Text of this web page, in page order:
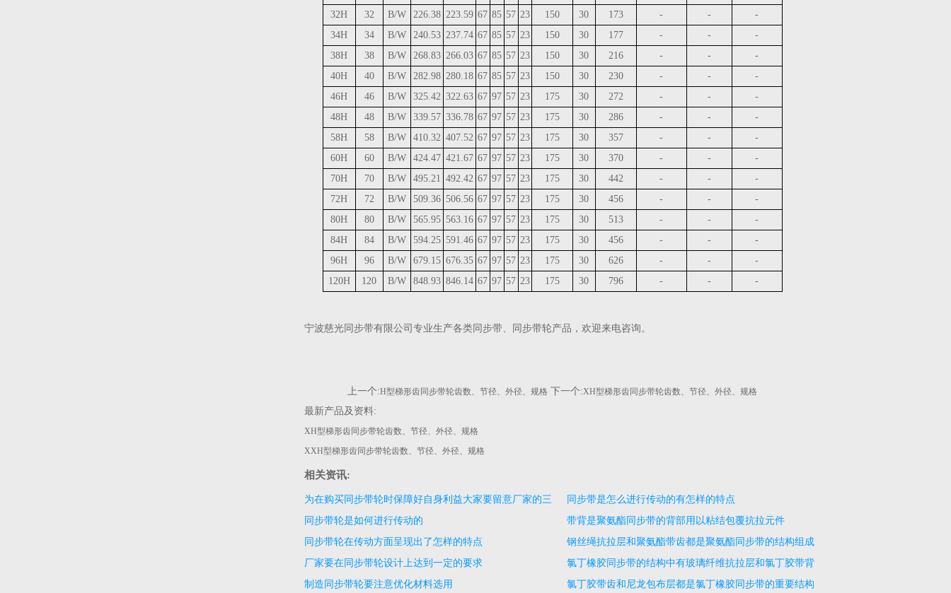
32H
32 B/W 226.38 223.59 67 85 57 23 150 30 173 - -
-
34H
34 B/W 240.53 237.74 67 85 57 23 150 30 177 - -
-
38H
38 B/W 268.83 266.03 67 85 57 23 150 30 216 - -
-
40H
40 B/W 282.98 280.18 67 85 57 23 150 30 230 - -
-
46H
46 B/W 325.42 322.63 67 97 57 23 175 30 272 - -
-
48H
48 B/W 339.57 336.78 67 97 57 23 175 30 286 - -
-
58H
58 B/W 410.32 407.52 67 97 57 23 175 30 357 - -
-
60H
60 B/W 424.47 421.67 67 97 57 23 175 30 370 - -
-
70H
70 B/W 495.21 492.42 67 97 57 23 175 30 442 - -
-
72H
72 B/W 509.36 506.56 67 97 57 23 175 30 456 - -
-
80H
80 B/W 565.95 563.16 67 97 57 23 175 30 513 - -
-
84H
84 B/W 594.25 591.46 67 97 57 23 175 30 456 - -
-
96H
96 B/W 679.15 676.35 67 97 57 23 175 30 626 - -
-
120H
120 B/W 848.93 846.14 67 97 57 23 175 30 796 - - -
宁波慈光同步带有限公司专业生产各类 同步带 、 同步带轮产品，欢迎来电咨询。
上一个:H型梯形齿同步带轮齿数、节径、外径、规格 下一个:XH型梯形齿同步带轮齿数、节径、外径、规格
最新产品及资料:
XH型梯形齿同步带轮齿数、节径、外径、规格
XXH型梯形齿同步带轮齿数、节径、外径、规格
相关资讯:
为在购买同步带轮时保障好自身利益大家要留意厂家的三
方面情况
同步带是怎么进行传动的有怎样的特点
同步带轮是如何进行传动的
带背是聚氨酯同步带的背部用以粘结包覆抗拉元件
同步带轮在传动方面呈现出了怎样的特点
钢丝绳抗拉层和聚氨酯带齿都是聚氨酯同步带的结构组成
部分
厂家要在同步带轮设计上达到一定的要求
氯丁橡胶同步带的结构中有玻璃纤维抗拉层和氯丁胶带背
制造同步带轮要注意优化材料选用
氯丁胶带齿和尼龙包布层都是氯丁橡胶同步带的重要结构